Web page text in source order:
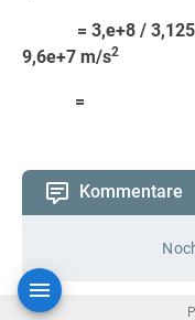
=
9,6e+7 m/s2
=
Kommentare